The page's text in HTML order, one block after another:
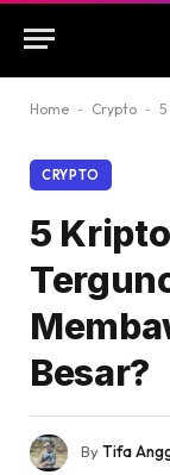
Home - Crypto - 5
CRYPTO
5
Besar?
ByTifa